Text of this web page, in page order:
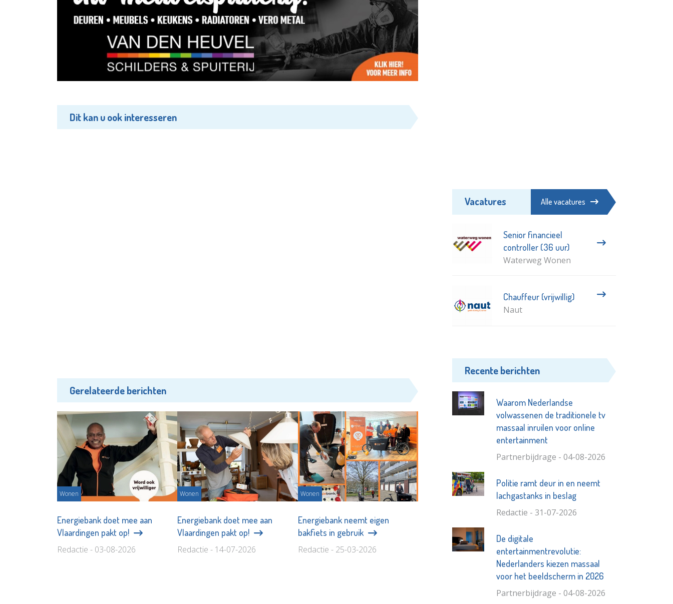
Dit kan u ook interesseren
Gerelateerde berichten
Wonen
Energiebank doet mee aan
Vlaardingen pakt op!
Redactie - 03-08-2026
Wonen
Energiebank doet mee aan
Vlaardingen pakt op!
Redactie - 14-07-2026
Wonen
Energiebank neemt eigen
bakfiets in gebruik
Redactie - 25-03-2026
Vacatures Alle vacatures
Senior financieel
controller (36 uur)
Waterweg Wonen
Chauffeur (vrijwillig)
Naut
Recente berichten
Waarom Nederlandse
volwassenen de traditionele tv
massaal inruilen voor online
entertainment
Partnerbijdrage - 04-08-2026
Politie ramt deur in en neemt
lachgastanks in beslag
Redactie - 31-07-2026
De digitale
entertainmentrevolutie:
Nederlanders kiezen massaal
voor het beeldscherm in 2026
Partnerbijdrage - 04-08-2026